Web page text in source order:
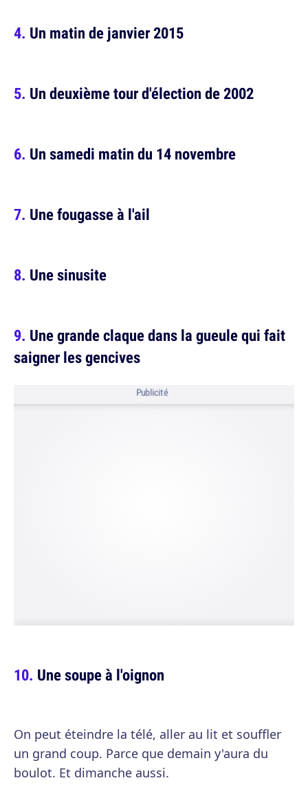
Un matin de janvier 2015
Un deuxième tour d'élection de 2002
Un samedi matin du 14 novembre
Une fougasse à l'ail
Une sinusite
Une grande claque dans la gueule qui fait
saigner les gencives
Publicité
Une soupe à l'oignon
On peut éteindre la télé, aller au lit et souffler
un grand coup. Parce que demain y'aura du
boulot. Et dimanche aussi.